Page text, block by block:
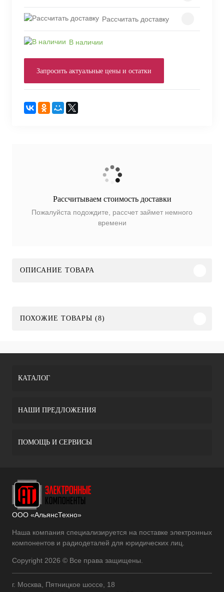
Рассчитать доставку
В наличии
Запросить актуальные цены и остатки
Рассчитываем стоимость доставки
Пожалуйста подождите, рассчет займет немного
времени
ОПИСАНИЕ ТОВАРА
ПОХОЖИЕ ТОВАРЫ (8)
КАТАЛОГ
НАШИ ПРЕДЛОЖЕНИЯ
ПОМОЩЬ И СЕРВИСЫ
ООО «АльянсТехно»
Наша компания специализируется на поставке электронных
компонентов и радиодеталей для юридических лиц.
Copyright 2026 © Все права защищены.
г. Москва, Пятницкое шоссе, 18